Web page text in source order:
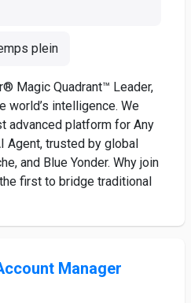
plein
Magic Quadrant™ Leader,
world’s intelligence. We
advanced platform for Any
Agent, trusted by global
and Blue Yonder. Why join
first to bridge traditional
Manager